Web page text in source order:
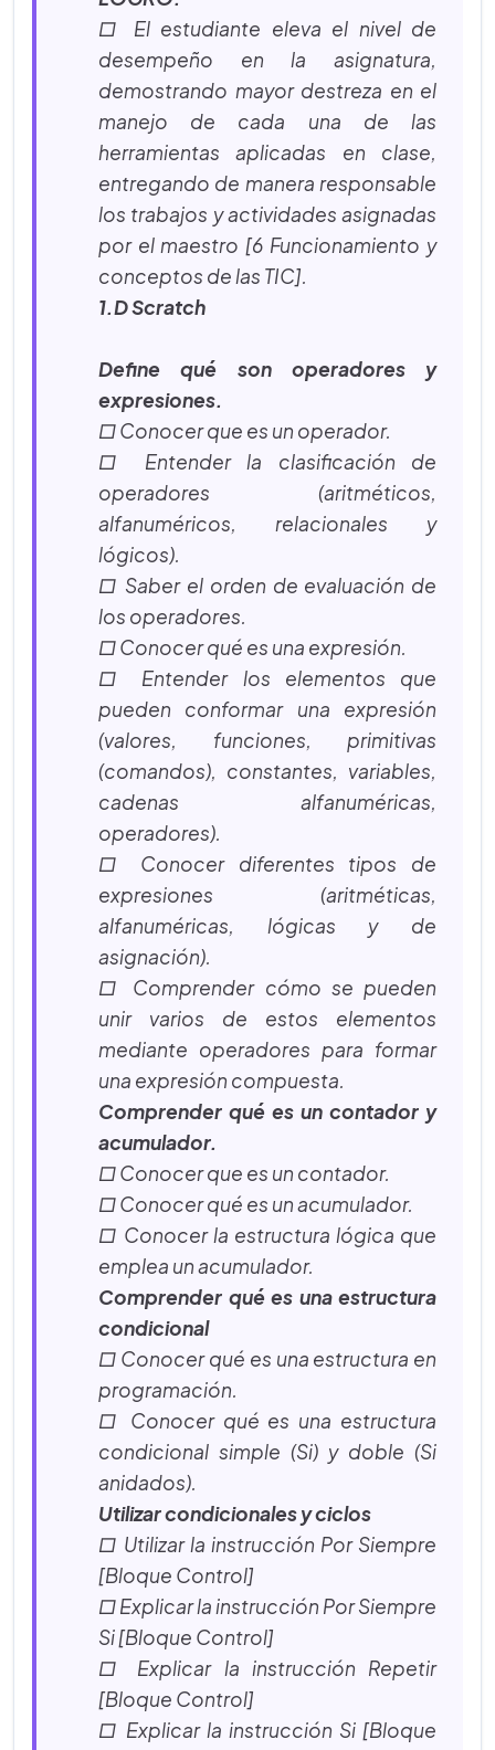
□ El estudiante eleva el nivel de
desempeño en la asignatura,
demostrando mayor destreza en el
manejo de cada una de las
herramientas aplicadas en clase,
entregando de manera responsable
los trabajos y actividades asignadas
por el maestro [6 Funcionamiento y
conceptos de las TIC].
1.D Scratch
Define qué son operadores y
expresiones.
□ Conocer que es un operador.
□ Entender la clasificación de
operadores (aritméticos,
alfanuméricos, relacionales y
lógicos).
□ Saber el orden de evaluación de
los operadores.
□ Conocer qué es una expresión.
□ Entender los elementos que
pueden conformar una expresión
(valores, funciones, primitivas
(comandos), constantes, variables,
cadenas alfanuméricas,
operadores).
□ Conocer diferentes tipos de
expresiones (aritméticas,
alfanuméricas, lógicas y de
asignación).
□ Comprender cómo se pueden
unir varios de estos elementos
mediante operadores para formar
una expresión compuesta.
Comprender qué es un contador y
acumulador.
□ Conocer que es un contador.
□ Conocer qué es un acumulador.
□ Conocer la estructura lógica que
emplea un acumulador.
Comprender qué es una estructura
condicional
□ Conocer qué es una estructura en
programación.
□ Conocer qué es una estructura
condicional simple (Si) y doble (Si
anidados).
Utilizar condicionales y ciclos
□ Utilizar la instrucción Por Siempre
[Bloque Control]
□ Explicar la instrucción Por Siempre
Si [Bloque Control]
□ Explicar la instrucción Repetir
[Bloque Control]
□ Explicar la instrucción Si [Bloque